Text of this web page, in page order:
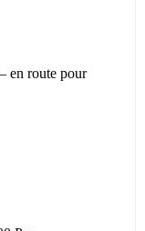
en route pour